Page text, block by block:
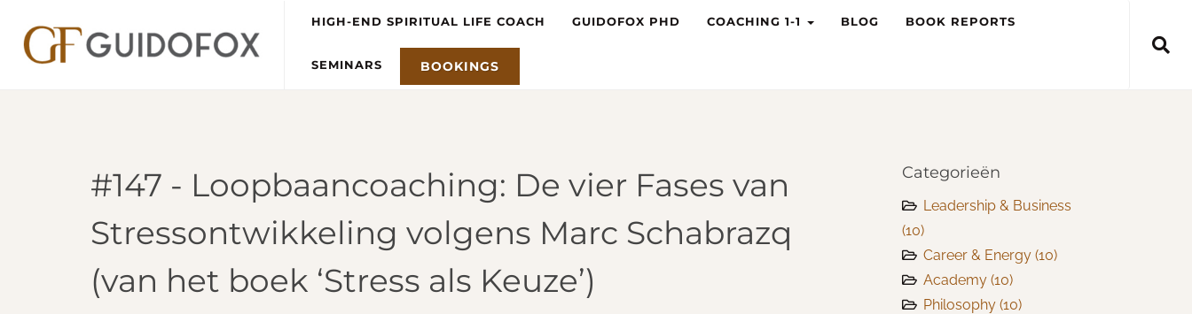
HIGH-END SPIRITUAL LIFE COACH GUIDOFOX PHD COACHING 1-1 BLOG BOOK REPORTS
SEMINARS BOOKINGS
#147 - Loopbaancoaching: De vier Fases van
Stressontwikkeling volgens Marc Schabrazq
(van het boek ‘Stress als Keuze’)
Categorieën
Leadership & Business
(10)
Career & Energy (10)
Academy (10)
Philosophy (10)